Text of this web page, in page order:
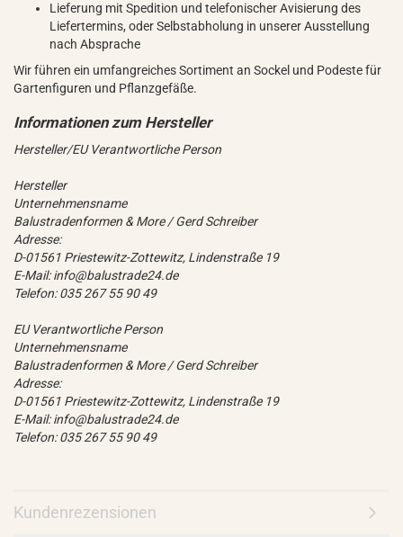
Lieferung mit Spedition und telefonischer Avisierung des
Liefertermins, oder Selbstabholung in unserer Ausstellung
nach Absprache
Wir führen ein umfangreiches Sortiment an Sockel und Podeste für
Gartenfiguren und Pflanzgefäße.
Hersteller/EU Verantwortliche Person
Hersteller
Unternehmensname
Balustradenformen & More / Gerd Schreiber
Adresse:
D-01561 Priestewitz-Zottewitz, Lindenstraße 19
E-Mail: info@balustrade24.de
Telefon: 035 267 55 90 49
EU Verantwortliche Person
Unternehmensname
Balustradenformen & More / Gerd Schreiber
Adresse:
D-01561 Priestewitz-Zottewitz, Lindenstraße 19
E-Mail: info@balustrade24.de
Telefon: 035 267 55 90 49
Kundenrezensionen